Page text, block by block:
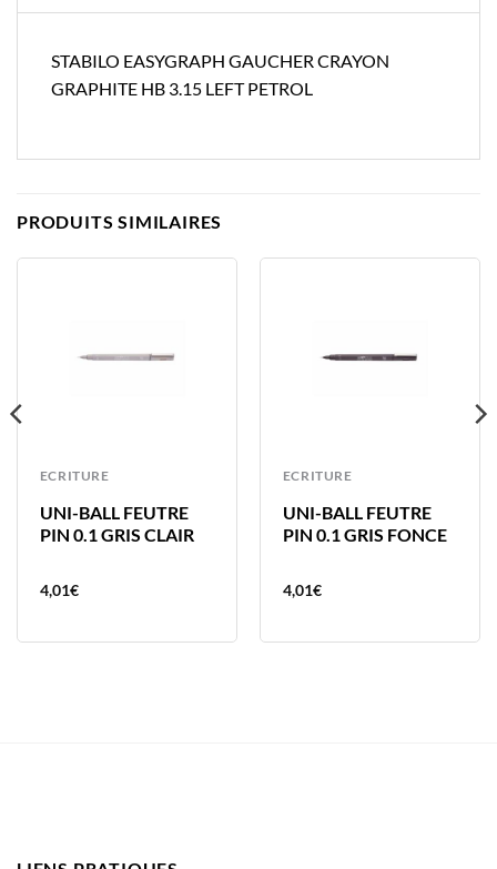
STABILO EASYGRAPH GAUCHER CRAYON
GRAPHITE HB 3.15 LEFT PETROL
PRODUITS SIMILAIRES
ECRITURE
UNI-BALL FEUTRE
PIN 0.1 GRIS CLAIR
4,01€
ECRITURE
UNI-BALL FEUTRE
PIN 0.1 GRIS FONCE
4,01€